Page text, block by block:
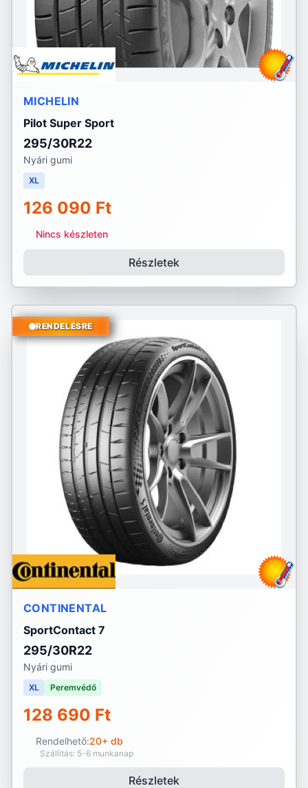
MICHELIN
Pilot Super Sport
295/30R22
Nyári gumi
XL
126 090 Ft
Nincs készleten
Részletek
RENDELÉSRE
CONTINENTAL
SportContact 7
295/30R22
Nyári gumi
XL Peremvédő
128 690 Ft
Rendelhető:20+ db
Szállítás: 5-6 munkanap
Részletek